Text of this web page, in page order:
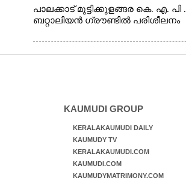
പാലക്കാട് മുട്ടിക്കുളങ്ങര കെ. എ. പി .
ബറ്റാലിയൻ ഗ്രൗണ്ടിൽ പരിശീലനം
KAUMUDI GROUP
KERALAKAUMUDI DAILY
KAUMUDY TV
KERALAKAUMUDI.COM
KAUMUDI.COM
KAUMUDYMATRIMONY.COM